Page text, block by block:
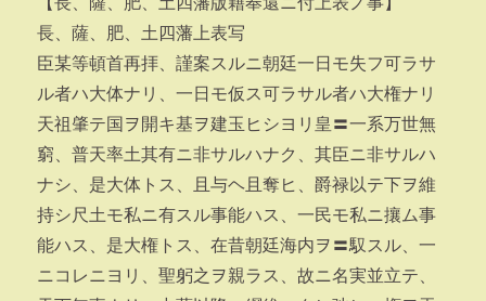
長、薩、肥、土四藩上表写
臣某等頓首再拝、謹案スルニ朝廷一日モ失フ可ラサ
ル者ハ大体ナリ、一日モ仮ス可ラサル者ハ大権ナリ
天祖肇テ国ヲ開キ基ヲ建玉ヒシヨリ皇〓一系万世無
窮、普天率土其有ニ非サルハナク、其臣ニ非サルハ
ナシ、是大体トス、且与ヘ且奪ヒ、爵禄以テ下ヲ維
持シ尺土モ私ニ有スル事能ハス、一民モ私ニ攘ム事
能ハス、是大権トス、在昔朝廷海内ヲ〓馭スル、一
ニコレニヨリ、聖躬之ヲ親ラス、故ニ名実並立テ、